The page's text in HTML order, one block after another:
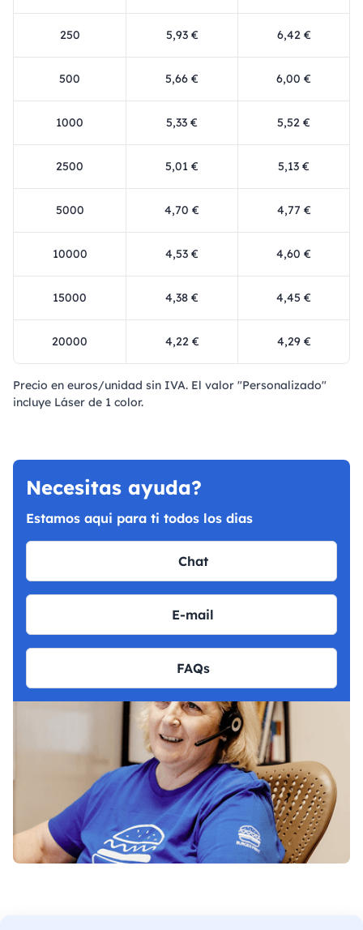
250 5,93 € 6,42 €
500 5,66 € 6,00 €
1000 5,33 € 5,52 €
2500 5,01 € 5,13 €
5000 4,70 € 4,77 €
10000 4,53 € 4,60 €
15000 4,38 € 4,45 €
20000 4,22 € 4,29 €
Precio en euros/unidad sin IVA. El valor "Personalizado"
incluye Láser de 1 color.
Necesitas ayuda?
Estamos aqui para ti todos los dias
Chat
E-mail
FAQs